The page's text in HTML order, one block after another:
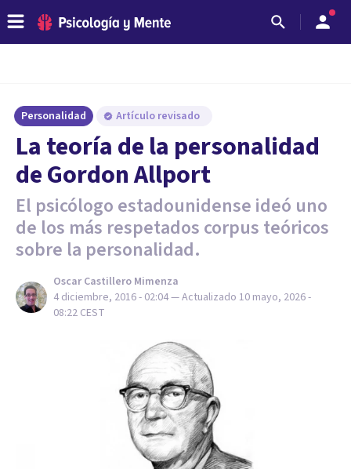
Personalidad Artículo revisado
La teoría de la personalidad
de Gordon Allport
El psicólogo estadounidense ideó uno
de los más respetados corpus teóricos
sobre la personalidad.
Oscar Castillero Mimenza
4 diciembre, 2016 - 02:04— Actualizado 10 mayo, 2026 -
08:22 CEST